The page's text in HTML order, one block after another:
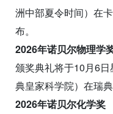
洲中部夏令时间）在
布。
2026年诺贝尔物理学
颁奖典礼将于10月6
典皇家科学院）在瑞
2026年诺贝尔化学奖